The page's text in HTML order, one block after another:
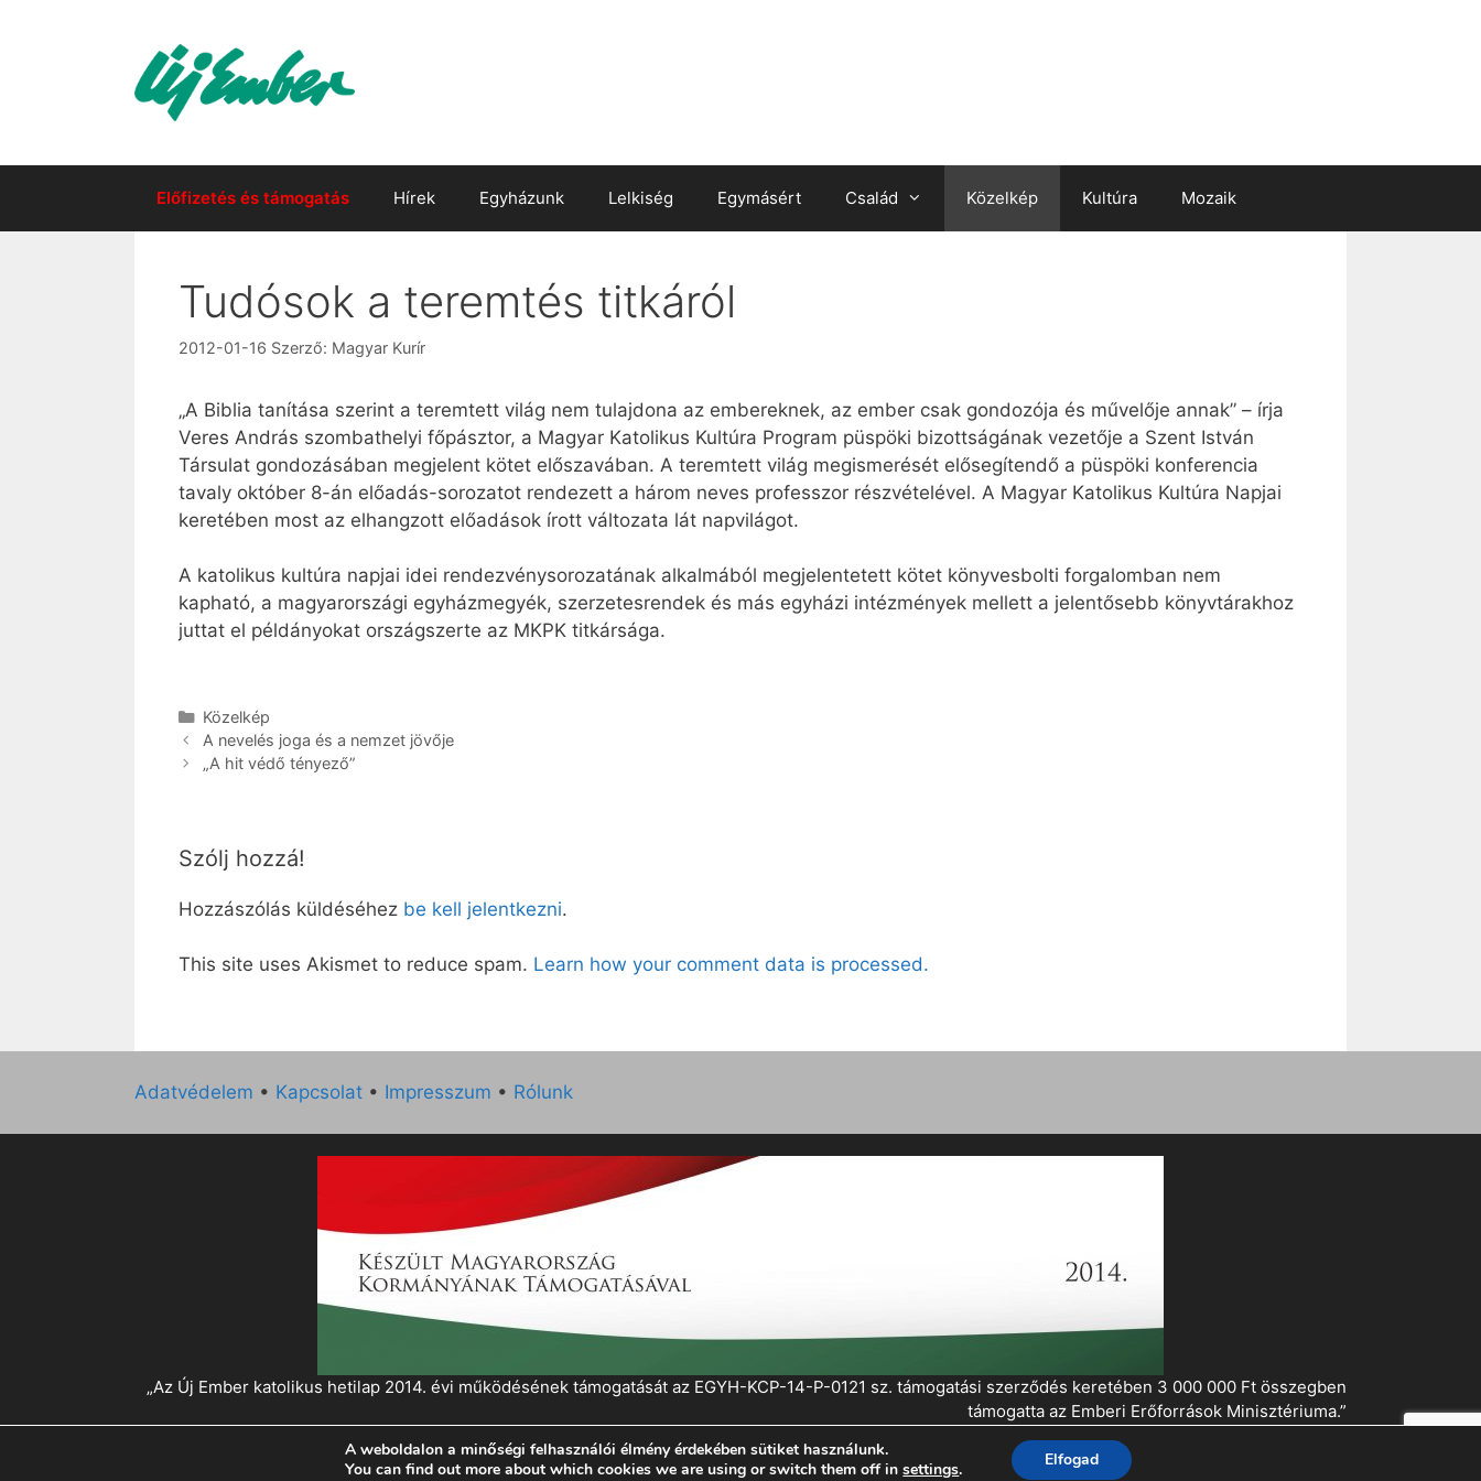
Előfizetés és támogatás Hírek Egyházunk Lelkiség Egymásért Család Közelkép Kultúra Mozaik
Tudósok a teremtés titkáról
2012-01-16 Szerző: Magyar Kurír
„A Biblia tanítása szerint a teremtett világ nem tulajdona az embereknek, az ember csak gondozója és művelője annak” – írja
Veres András szombathelyi főpásztor, a Magyar Katolikus Kultúra Program püspöki bizottságának vezetője a Szent István
Társulat gondozásában megjelent kötet előszavában. A teremtett világ megismerését elősegítendő a püspöki konferencia
tavaly október 8-án előadás-sorozatot rendezett a három neves professzor részvételével. A Magyar Katolikus Kultúra Napjai
keretében most az elhangzott előadások írott változata lát napvilágot.
A katolikus kultúra napjai idei rendezvénysorozatának alkalmából megjelentetett kötet könyvesbolti forgalomban nem
kapható, a magyarországi egyházmegyék, szerzetesrendek és más egyházi intézmények mellett a jelentősebb könyvtárakhoz
juttat el példányokat országszerte az MKPK titkársága.
Kategória
Közelkép
A nevelés joga és a nemzet jövője
„A hit védő tényező”
Szólj hozzá!
Hozzászólás küldéséhez be kell jelentkezni.
This site uses Akismet to reduce spam. Learn how your comment data is processed.
Adatvédelem • Kapcsolat • Impresszum • Rólunk
„Az Új Ember katolikus hetilap 2014. évi működésének támogatását az EGYH-KCP-14-P-0121 sz. támogatási szerződés keretében 3 000 000 Ft összegben
támogatta az Emberi Erőforrások Minisztériuma.”
© 2026 Magyar Kurír - Új Ember• KészültGeneratePress
A weboldalon a minőségi felhasználói élmény érdekében sütiket használunk.
You can find out more about which cookies we are using or switch them off insettings. Elfogad